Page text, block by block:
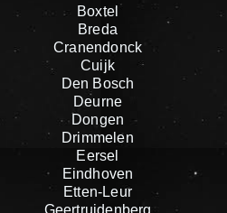
Boxtel
Breda
Cranendonck
Cuijk
Den Bosch
Deurne
Dongen
Drimmelen
Eersel
Eindhoven
Etten-Leur